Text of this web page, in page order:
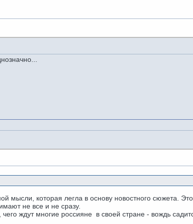
мысли, которая легла в основу новостного сюжета.
не все и не сразу.
ждут многие россияне в своей стране - вождь